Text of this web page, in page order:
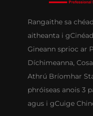
Rangaithe sa
aitheanta i
Gineann sprioc ar
Díchimeanna,
Athrú Bríomhar
phróiseas anois 3
agus i gCuige